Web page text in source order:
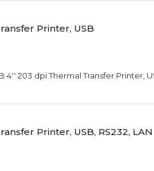
Printer, USB
4'' 203 dpi Thermal Transfer Printer,
Printer, USB, RS232, LAN